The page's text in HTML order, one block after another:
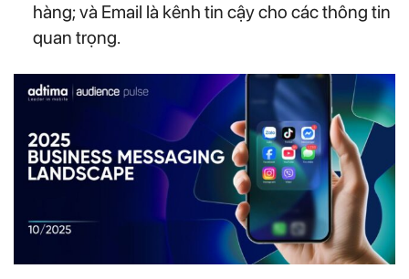
hàng; và Email là kênh tin cậy cho các thông tin
quan trọng.